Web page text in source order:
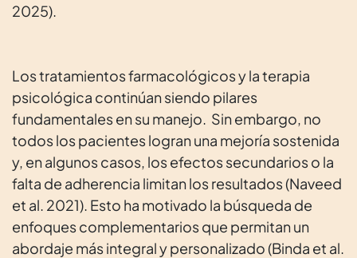
2025).
Los tratamientos farmacológicos y la terapia
psicológica continúan siendo pilares
fundamentales en su manejo. Sin embargo, no
todos los pacientes logran una mejoría sostenida
y, en algunos casos, los efectos secundarios o la
falta de adherencia limitan los resultados (Naveed
et al. 2021). Esto ha motivado la búsqueda de
enfoques complementarios que permitan un
abordaje más integral y personalizado (Binda et al.